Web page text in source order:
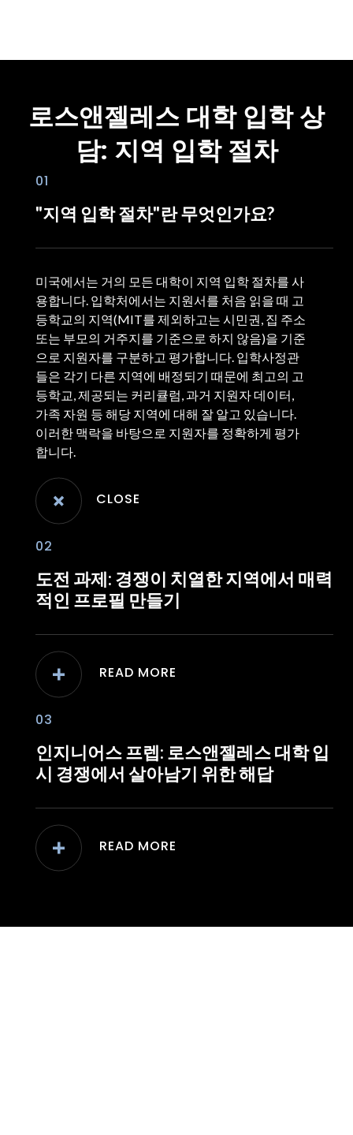
로스앤젤레스 대학 입학 상
담: 지역 입학 절차
01
"지역 입학 절차"란 무엇인가요?
미국에서는 거의 모든 대학이 지역 입학 절차를 사
용합니다. 입학처에서는 지원서를 처음 읽을 때 고
등학교의 지역(MIT를 제외하고는 시민권, 집 주소
또는 부모의 거주지를 기준으로 하지 않음)을 기준
으로 지원자를 구분하고 평가합니다. 입학사정관
들은 각기 다른 지역에 배정되기 때문에 최고의 고
등학교, 제공되는 커리큘럼, 과거 지원자 데이터,
가족 자원 등 해당 지역에 대해 잘 알고 있습니다.
이러한 맥락을 바탕으로 지원자를 정확하게 평가
합니다.
02
도전 과제: 경쟁이 치열한 지역에서 매력
적인 프로필 만들기
03
인지니어스 프렙: 로스앤젤레스 대학 입
시 경쟁에서 살아남기 위한 해답